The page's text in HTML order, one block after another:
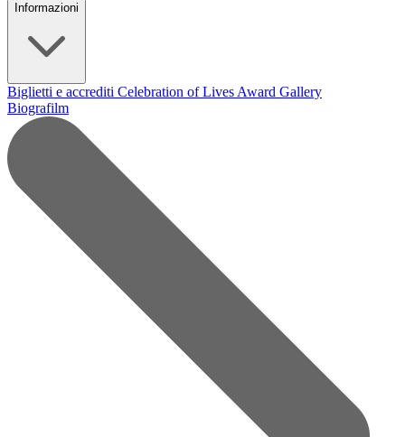
Informazioni
Biglietti e accrediti Celebration of Lives Award Gallery
Biografilm